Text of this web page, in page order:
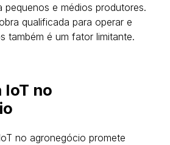
pequenos e médios produtores.
qualificada para operar e
também é um fator limitante.
IoT no
no agronegócio promete